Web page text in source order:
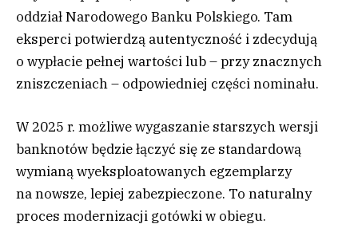
oddział Narodowego Banku Polskiego. Tam
eksperci potwierdzą autentyczność i zdecydują
o wypłacie pełnej wartości lub – przy znacznych
zniszczeniach – odpowiedniej części nominału.
W 2025 r. możliwe wygaszanie starszych wersji
banknotów będzie łączyć się ze standardową
wymianą wyeksploatowanych egzemplarzy
na nowsze, lepiej zabezpieczone. To naturalny
proces modernizacji gotówki w obiegu.